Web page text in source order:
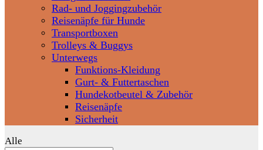
Rad- und Joggingzubehör
Reisenäpfe für Hunde
Transportboxen
Trolleys & Buggys
Unterwegs
Funktions-Kleidung
Gurt- & Futtertaschen
Hundekotbeutel & Zubehör
Reisenäpfe
Sicherheit
Alle